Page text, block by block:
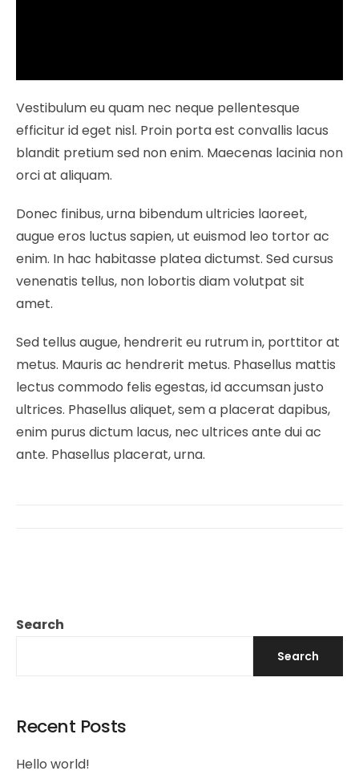
Search
Search
Recent Posts
Hello world!
Vestibulum eu quam nec neque pellentesque
efficitur id eget nisl. Proin porta est convallis lacus
blandit pretium sed non enim. Maecenas lacinia non
orci at aliquam.
Donec finibus, urna bibendum ultricies laoreet,
augue eros luctus sapien, ut euismod leo tortor ac
enim. In hac habitasse platea dictumst. Sed cursus
venenatis tellus, non lobortis diam volutpat sit
amet.
Sed tellus augue, hendrerit eu rutrum in, porttitor at
metus. Mauris ac hendrerit metus. Phasellus mattis
lectus commodo felis egestas, id accumsan justo
ultrices. Phasellus aliquet, sem a placerat dapibus,
enim purus dictum lacus, nec ultrices ante dui ac
ante. Phasellus placerat, urna.